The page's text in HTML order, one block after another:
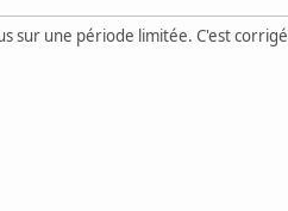
sur une période limitée. C'est corrigé